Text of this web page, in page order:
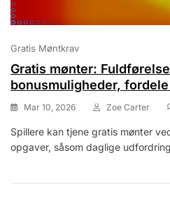
Gratis Møntkrav
Gratis mønter:
bonusmuligheder,
Mar 10, 2026 Zoe Carter
Spillere kan tjene gratis mønter
opgaver, såsom daglige